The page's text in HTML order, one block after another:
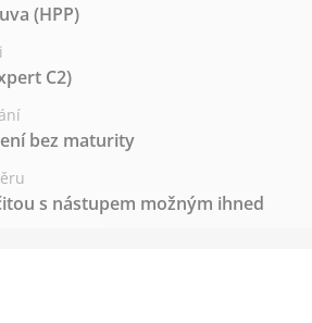
(HPP)
C2)
bez maturity
s nástupem možným ihned